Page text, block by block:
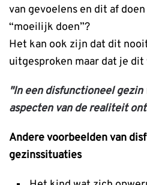
van gevoelens en dit af
“moeilijk doen”?
Het kan ook zijn dat dit
uitgesproken maar dat je dit
"In een disfunctioneel
aspecten van de realiteit
Andere voorbeelden van
gezinssituaties